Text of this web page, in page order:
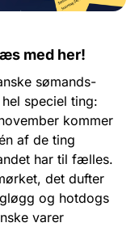
med her!
sømands-
speciel ting:
kommer
af de ting
har til fælles.
det dufter
og hotdogs
varer